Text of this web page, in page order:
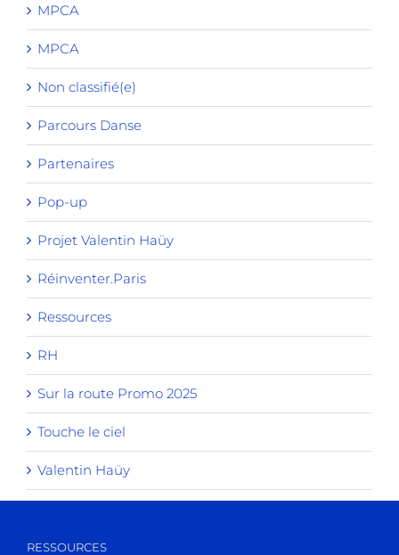
MPCA
MPCA
Non classifié(e)
Parcours Danse
Partenaires
Pop-up
Projet Valentin Haüy
Réinventer.Paris
Ressources
RH
Sur la route Promo 2025
Touche le ciel
Valentin Haüy
RESSOURCES